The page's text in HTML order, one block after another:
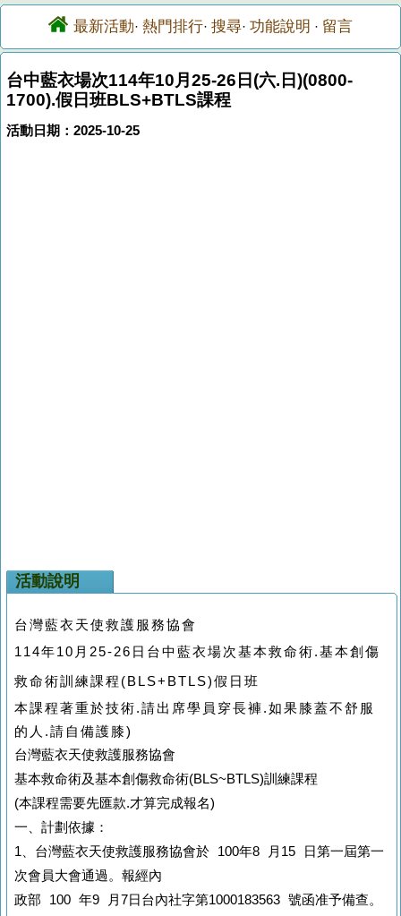
最新活動· 熱門排行· 搜尋· 功能說明 · 留言
台中藍衣場次114年10月25-26日(六.日)(0800-
1700).假日班BLS+BTLS課程
活動日期：2025-10-25
活動說明
台灣藍衣天使救護服務協會
114年10月25-26日台中藍衣場次基本救命術.基本創傷
救命術訓練課程(BLS+BTLS)假日班
本課程著重於技術.請出席學員穿長褲.如果膝蓋不舒服
的人.請自備護膝)
台灣藍衣天使救護服務協會
基本救命術及基本創傷救命術(BLS~BTLS)訓練課程
(本課程需要先匯款.才算完成報名)
一、計劃依據：
1、台灣藍衣天使救護服務協會於 100年8 月15 日第一屆第一
次會員大會通過。報經內
政部 100 年9 月7日台內社字第1000183563 號函准予備查。